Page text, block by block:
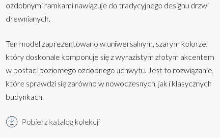
ozdobnymi ramkami nawiązuje do tradycyjnego designu drzwi
drewnianych.
Ten model zaprezentowano w uniwersalnym, szarym kolorze,
który doskonale komponuje się z wyrazistym złotym akcentem
w postaci poziomego ozdobnego uchwytu. Jest to rozwiązanie,
które sprawdzi się zarówno w nowoczesnych, jak i klasycznych
budynkach.
Pobierz katalog kolekcji